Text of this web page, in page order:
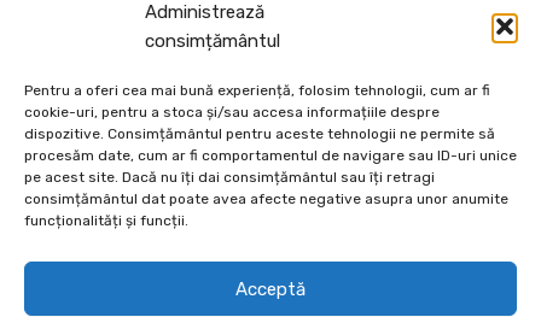
Administrează
consimțământul
Pentru a oferi cea mai bună experiență, folosim tehnologii, cum ar fi
cookie-uri, pentru a stoca și/sau accesa informațiile despre
dispozitive. Consimțământul pentru aceste tehnologii ne permite să
procesăm date, cum ar fi comportamentul de navigare sau ID-uri unice
pe acest site. Dacă nu îți dai consimțământul sau îți retragi
consimțământul dat poate avea afecte negative asupra unor anumite
funcționalități și funcții.
Acceptă
Preturi accesibile, calitate si diversitate.
+40760973126
contact@ecodeco.ro
VIZITEAZĂ DEPOZIT
CE OFERIM?
INFORMAȚII UTILE